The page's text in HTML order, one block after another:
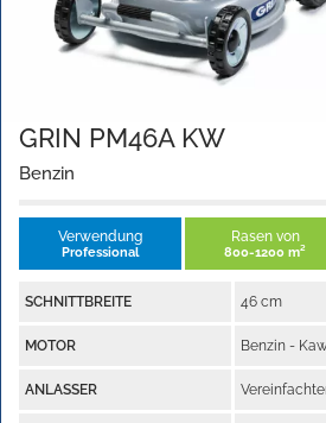
GRIN PM46A KW
Benzin
Verwendung
Professional
Rasen von
800-1200 m²
SCHNITTBREITE 46 cm
MOTOR Benzin -
ANLASSER